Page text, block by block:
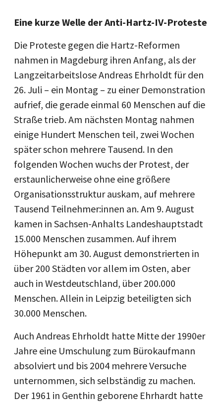
Eine kurze Welle der Anti-Hartz-IV-Proteste
Die Proteste gegen die Hartz-Reformen
nahmen in Magdeburg ihren Anfang, als der
Langzeitarbeitslose Andreas Ehrholdt für den
26. Juli – ein Montag – zu einer Demonstration
aufrief, die gerade einmal 60 Menschen auf die
Straße trieb. Am nächsten Montag nahmen
einige Hundert Menschen teil, zwei Wochen
später schon mehrere Tausend. In den
folgenden Wochen wuchs der Protest, der
erstaunlicherweise ohne eine größere
Organisationsstruktur auskam, auf mehrere
Tausend Teilnehmer:innen an. Am 9. August
kamen in Sachsen-Anhalts Landeshauptstadt
15.000 Menschen zusammen. Auf ihrem
Höhepunkt am 30. August demonstrierten in
über 200 Städten vor allem im Osten, aber
auch in Westdeutschland, über 200.000
Menschen. Allein in Leipzig beteiligten sich
30.000 Menschen.
Auch Andreas Ehrholdt hatte Mitte der 1990er
Jahre eine Umschulung zum Bürokaufmann
absolviert und bis 2004 mehrere Versuche
unternommen, sich selbständig zu machen.
Der 1961 in Genthin geborene Ehrhardt hatte